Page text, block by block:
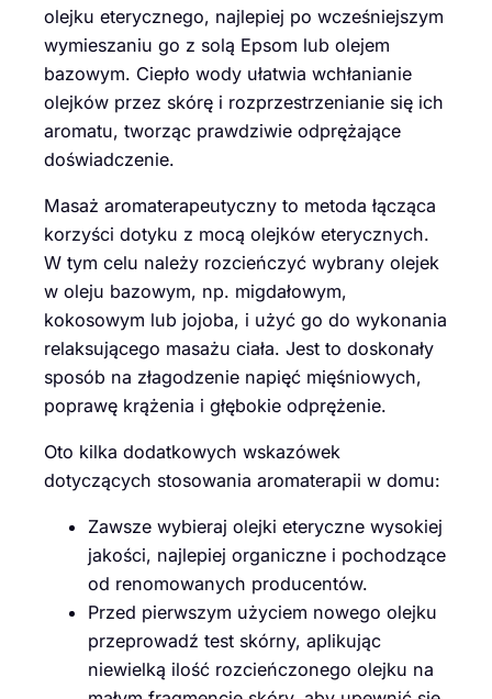
olejku eterycznego, najlepiej po wcześniejszym
wymieszaniu go z solą Epsom lub olejem
bazowym. Ciepło wody ułatwia wchłanianie
olejków przez skórę i rozprzestrzenianie się ich
aromatu, tworząc prawdziwie odprężające
doświadczenie.
Masaż aromaterapeutyczny to metoda łącząca
korzyści dotyku z mocą olejków eterycznych.
W tym celu należy rozcieńczyć wybrany olejek
w oleju bazowym, np. migdałowym,
kokosowym lub jojoba, i użyć go do wykonania
relaksującego masażu ciała. Jest to doskonały
sposób na złagodzenie napięć mięśniowych,
poprawę krążenia i głębokie odprężenie.
Oto kilka dodatkowych wskazówek
dotyczących stosowania aromaterapii w domu:
Zawsze wybieraj olejki eteryczne wysokiej
jakości, najlepiej organiczne i pochodzące
od renomowanych producentów.
Przed pierwszym użyciem nowego olejku
przeprowadź test skórny, aplikując
niewielką ilość rozcieńczonego olejku na